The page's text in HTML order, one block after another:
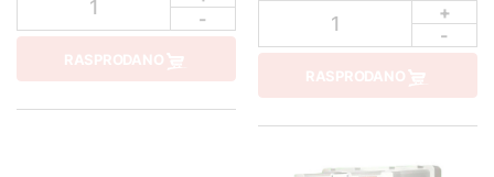
1
-
RASPRODANO
1
+
-
RASPRODANO